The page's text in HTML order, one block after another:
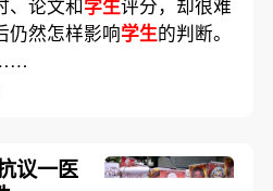
仍然怎样影响学生的判断。
议一医